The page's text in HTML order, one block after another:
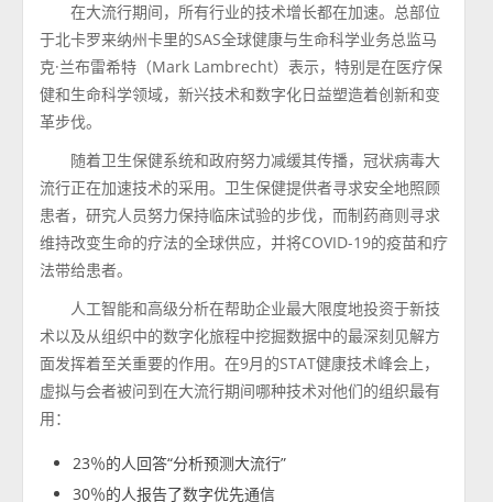
在大流行期间，所有行业的技术增长都在加速。总部位
于北卡罗来纳州卡里的SAS全球健康与生命科学业务总监马
克·兰布雷希特（Mark Lambrecht）表示，特别是在医疗保
健和生命科学领域，新兴技术和数字化日益塑造着创新和变
革步伐。
随着卫生保健系统和政府努力减缓其传播，冠状病毒大
流行正在加速技术的采用。卫生保健提供者寻求安全地照顾
患者，研究人员努力保持临床试验的步伐，而制药商则寻求
维持改变生命的疗法的全球供应，并将COVID-19的疫苗和疗
法带给患者。
人工智能和高级分析在帮助企业最大限度地投资于新技
术以及从组织中的数字化旅程中挖掘数据中的最深刻见解方
面发挥着至关重要的作用。在9月的STAT健康技术峰会上，
虚拟与会者被问到在大流行期间哪种技术对他们的组织最有
用：
23％的人回答“分析预测大流行”
30％的人报告了数字优先通信